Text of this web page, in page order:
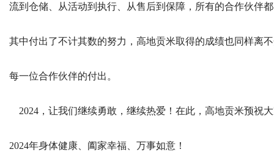
流到仓储、从活动到执行、从售后到保障，所有的合作伙伴
其中付出了不计其数的努力，高地贡米取得的成绩也同样离
每一位合作伙伴的付出。
2024，让我们继续勇敢，继续热爱！在此，高地贡米预祝
2024年身体健康、阖家幸福、万事如意！